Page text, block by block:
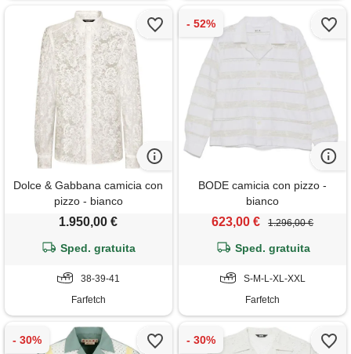
Dolce & Gabbana camicia con
pizzo - bianco
1.950,00 €
Sped. gratuita
38-39-41
Farfetch
BODE camicia con pizzo -
bianco
623,00 € 1.296,00 €
Sped. gratuita
S-M-L-XL-XXL
Farfetch